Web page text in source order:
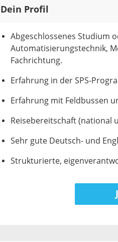
Dein Profil
Abgeschlossenes Studium
Automatisierungstechnik,
Fachrichtung.
Erfahrung in der SPS-
Erfahrung mit Feldbussen
Reisebereitschaft (national
Sehr gute Deutsch- und
Strukturierte,